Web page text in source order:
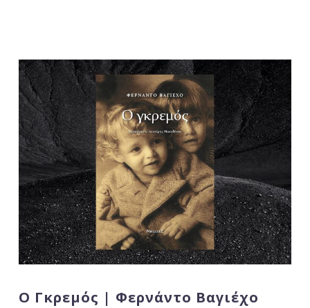
Ο Γκρεμός | Φερνάντο Βαγιέχο